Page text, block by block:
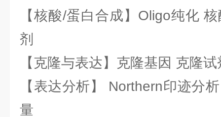
【核酸/蛋白合成】Oligo纯化
剂
【克隆与表达】克隆基因 克隆
【表达分析】 Northern印迹分
量